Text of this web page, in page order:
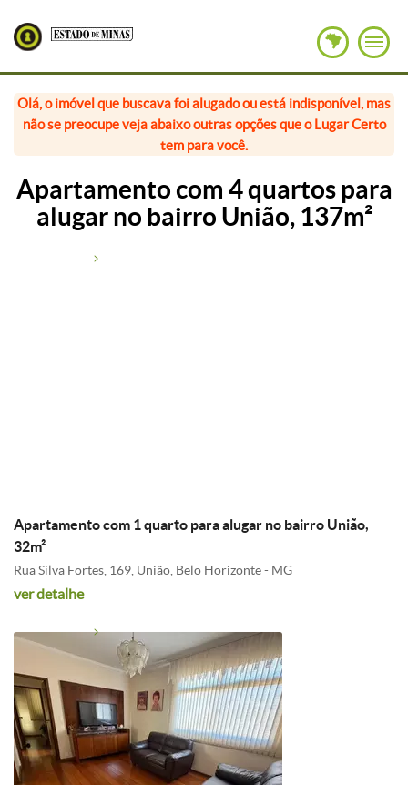
Olá, o imóvel que buscava foi alugado ou está indisponível, mas
não se preocupe veja abaixo outras opções que o Lugar Certo
tem para você.
Apartamento com 4 quartos para
alugar no bairro União, 137m²
Apartamento com 1 quarto para alugar no bairro União,
32m²
Rua Silva Fortes, 169, União, Belo Horizonte - MG
ver detalhe